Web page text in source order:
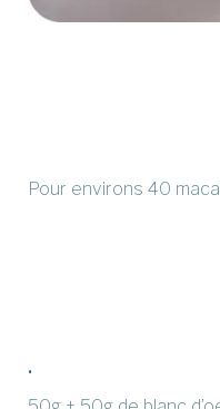
Pour environs 40